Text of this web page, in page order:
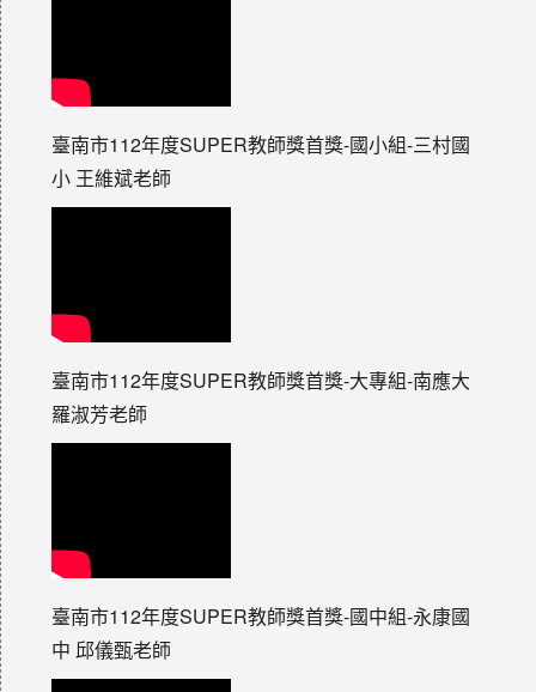
臺南市112年度SUPER教師獎首獎-國小組-三村國
小 王維斌老師
臺南市112年度SUPER教師獎首獎-大專組-南應大
羅淑芳老師
臺南市112年度SUPER教師獎首獎-國中組-永康國
中 邱儀甄老師